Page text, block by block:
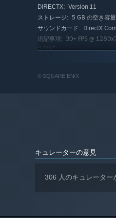
バトルで使用する「アビ
プレイヤーの好きな順番で
覚えていくことができる
また、ある条件を満たす
使用するジョブをもう1
DIRECTX: Version 11
ストレージ: 5 GB の空き容量
サウンドカード: DirectX
追記事項:
30+ FPS @
“LOW”
要です
ストレージ: 5 GB の空き容
追記事項: Expected
However, please be aware
© SQUARE ENIX
キュレーターの意見
306 人のキュレーター